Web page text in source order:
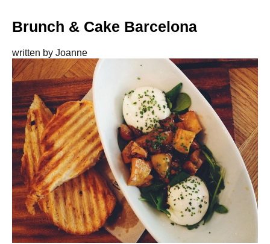
Brunch & Cake Barcelona
written by Joanne